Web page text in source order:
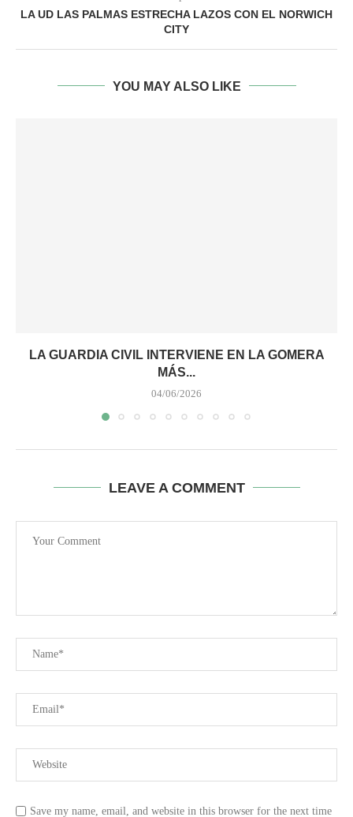
LA UD LAS PALMAS ESTRECHA LAZOS CON EL NORWICH
CITY
YOU MAY ALSO LIKE
LA GUARDIA CIVIL INTERVIENE EN LA GOMERA
MÁS...
04/06/2026
LEAVE A COMMENT
Save my name, email, and website in this browser for the next time